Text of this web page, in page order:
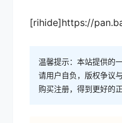
[rihide]https://
温馨提示：本站提供的
请用户自负，版权争议
购买注册，得到更好的